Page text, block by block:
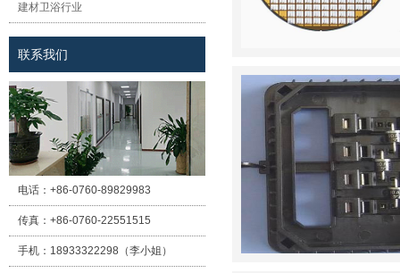
建材卫浴行业
联系我们
电话： +86-0760-89829983
传真： +86-0760-22551515
手机： 18933322298（李小姐）